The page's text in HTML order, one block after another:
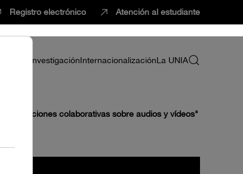
Registro electrónico Atención al estudiante
InvestigaciónInternacionalizaciónLa UNIA
"Anotaciones colaborativas sobre audios y vídeos"